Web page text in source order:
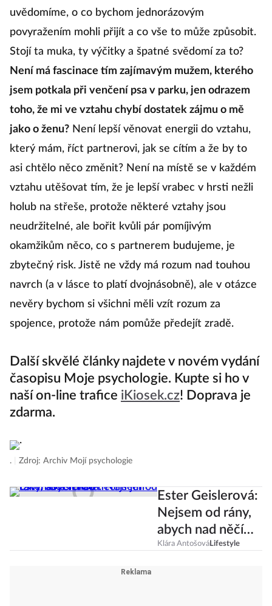
uvědomíme, o co bychom jednorázovým
povyražením mohli přijít a co vše to může způsobit.
Stojí ta muka, ty výčitky a špatné svědomí za to?
Není má fascinace tím zajímavým mužem, kterého
jsem potkala při venčení psa v parku, jen odrazem
toho, že mi ve vztahu chybí dostatek zájmu o mě
jako o ženu? Není lepší věnovat energii do vztahu,
který mám, říct partnerovi, jak se cítím a že by to
asi chtělo něco změnit? Není na místě se v každém
vztahu utěšovat tím, že je lepší vrabec v hrsti nežli
holub na střeše, protože některé vztahy jsou
neudržitelné, ale bořit kvůli pár pomíjivým
okamžikům něco, co s partnerem budujeme, je
zbytečný risk. Jistě ne vždy má rozum nad touhou
navrch (a v lásce to platí dvojnásobně), ale v otázce
nevěry bychom si všichni měli vzít rozum za
spojence, protože nám pomůže předejít zradě.
Další skvělé články najdete v novém vydání
časopisu Moje psychologie. Kupte si ho v
naší on-line trafice iKiosek.cz! Doprava je
zdarma.
. Zdroj: Archiv Mojí psychologie
Ester Geislerová:
Nejsem od rány,
abych nad něčím
jen tak mávla
Klára AntošováLifestyle